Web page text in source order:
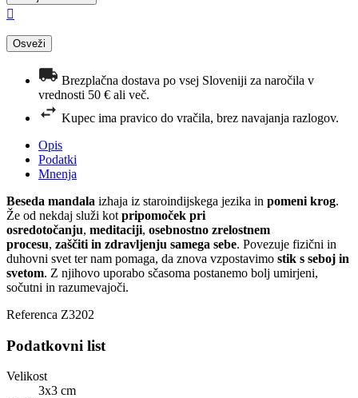

Brezplačna dostava po vsej Sloveniji za naročila v
vrednosti 50 € ali več.
Kupec ima pravico do vračila, brez navajanja razlogov.
Opis
Podatki
Mnenja
Beseda mandala izhaja iz staroindijskega jezika in pomeni krog.
Že od nekdaj služi kot pripomoček pri
osredotočanju, meditaciji, osebnostno zrelostnem
procesu, zaščiti in zdravljenju samega sebe. Povezuje fizični in
duhovni svet ter nam pomaga, da znova vzpostavimo stik s seboj in
svetom. Z njihovo uporabo sčasoma postanemo bolj umirjeni,
sočutni in razumevajoči.
Referenca Z3202
Podatkovni list
Velikost
3x3 cm